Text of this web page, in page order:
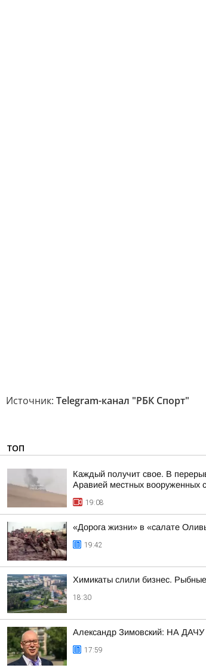
Источник: Telegram-канал "РБК Спорт"
ТОП
Каждый получит свое. В
Аравией местных вооруженных
19:08
«Дорога жизни» в «салате
19:42
Химикаты слили бизнес. Рыбные
18:30
Александр Зимовский: НА
17:59